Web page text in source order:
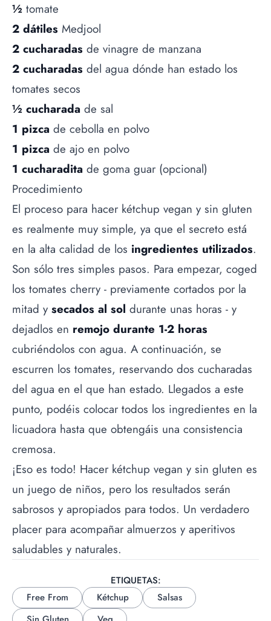
½ tomate
2 dátiles Medjool
2 cucharadas de vinagre de manzana
2 cucharadas del agua dónde han estado los
tomates secos
½ cucharada de sal
1 pizca de cebolla en polvo
1 pizca de ajo en polvo
1 cucharadita de goma guar (opcional)
Procedimiento
El proceso para hacer kétchup vegan y sin gluten
es realmente muy simple, ya que el secreto está
en la alta calidad de los ingredientes utilizados.
Son sólo tres simples pasos. Para empezar, coged
los tomates cherry - previamente cortados por la
mitad y secados al sol durante unas horas - y
dejadlos en remojo durante 1-2 horas
cubriéndolos con agua. A continuación, se
escurren los tomates, reservando dos cucharadas
del agua en el que han estado. Llegados a este
punto, podéis colocar todos los ingredientes en la
licuadora hasta que obtengáis una consistencia
cremosa.
¡Eso es todo! Hacer kétchup vegan y sin gluten es
un juego de niños, pero los resultados serán
sabrosos y apropiados para todos. Un verdadero
placer para acompañar almuerzos y aperitivos
saludables y naturales.
ETIQUETAS:
Free From
Kétchup
Salsas